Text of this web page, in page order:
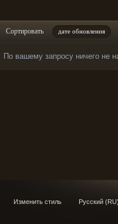
Сортировать дате обновления
По вашему запросу ничего не
Изменить стиль Русский